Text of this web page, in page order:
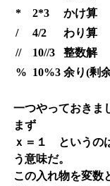
*
2*3 かけ算
/
4/2 わり算
//
10//3 整数解
% 10%3 余り(剰
一つやっておきま
まず
ｘ＝１ というの
う意味だ。
この入れ物を変数